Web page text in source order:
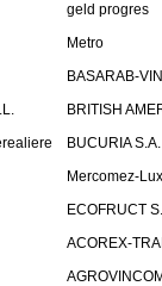
geld progres
Metro
BASARAB-
BRITISH
BUCURIA S.A.
Mercomez-
ECOFRUCT
ACOREX-